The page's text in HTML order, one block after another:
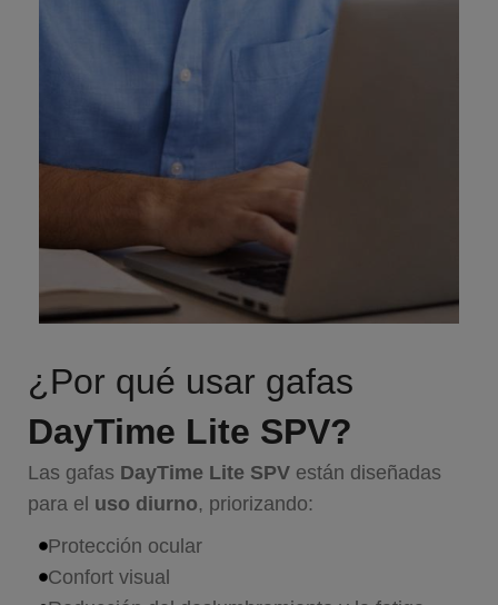
¿Por qué usar gafas
DayTime Lite SPV?
Las gafas DayTime Lite SPV están diseñadas
para el uso diurno, priorizando:
Protección ocular
Confort visual